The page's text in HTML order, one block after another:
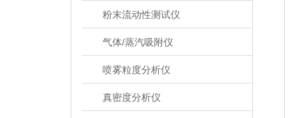
粉末流动性测试仪
气体/蒸汽吸附仪
喷雾粒度分析仪
真密度分析仪